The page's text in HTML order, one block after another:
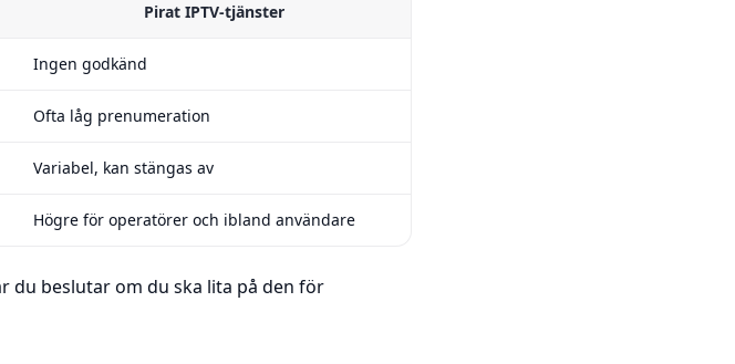
Pirat IPTV-tjänster
Ingen godkänd
Ofta låg prenumeration
Variabel, kan stängas av
Högre för operatörer och ibland användare
du beslutar om du ska lita på den för